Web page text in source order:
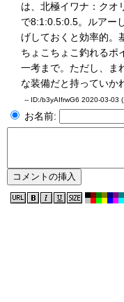
は、北極イワナ：クオ
で8:1:0.5:0.5。ルアー
げしておくと効率的。
ちょこちょこ釣れるポ
一考まで。ただし、ま
な装備だと持っていか
-- ID:/b3yAIfrwG6 2020-03-03
お名前: